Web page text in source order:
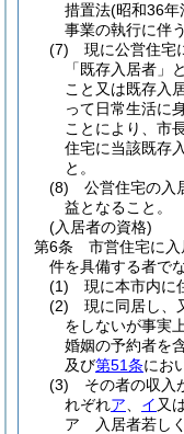
措置法(昭和36年
事業の執行に伴
(7)
現に公営住宅
「既存入居者」
こと又は既存入
って日常生活に
ことにより、市
住宅に当該既存
と。
(8)
公営住宅の入
益となること。
(入居者の資格)
第6条
市営住宅に入
件を具備する者で
(1)
現に本市内に
(2)
現に同居し、
をしないが事実
婚姻の予約者を
及び第51条にお
(3)
その者の収入
れぞれア イ 又
ア
入居者若し